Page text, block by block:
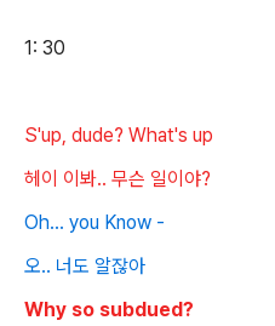
1: 30
S'up, dude? What's up
헤이 이봐.. 무슨 일이야?
Oh... you Know -
오.. 너도 알잖아
Why so subdued?